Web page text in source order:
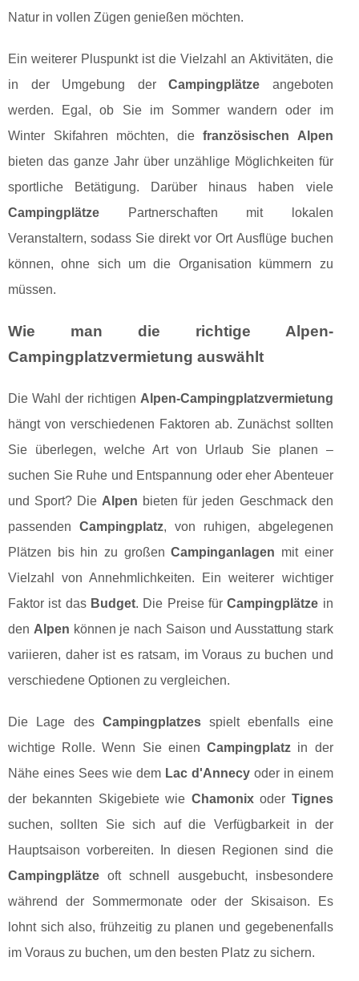
Natur in vollen Zügen genießen möchten.
Ein weiterer Pluspunkt ist die Vielzahl an Aktivitäten, die
in der Umgebung derCampingplätze angeboten
werden. Egal, ob Sie im Sommer wandern oder im
Winter Skifahren möchten, diefranzösischen Alpen
bieten das ganze Jahr über unzählige Möglichkeiten für
sportliche Betätigung. Darüber hinaus haben viele
Campingplätze Partnerschaften mit lokalen
Veranstaltern, sodass Sie direkt vor Ort Ausflüge buchen
können, ohne sich um die Organisation kümmern zu
müssen.
Wie man die richtige Alpen-
Campingplatzvermietung auswählt
Die Wahl der richtigen Alpen-Campingplatzvermietung
hängt von verschiedenen Faktoren ab. Zunächst sollten
Sie überlegen, welche Art von Urlaub Sie planen –
suchen Sie Ruhe und Entspannung oder eher Abenteuer
und Sport? Die Alpen bieten für jeden Geschmack den
passenden Campingplatz, von ruhigen, abgelegenen
Plätzen bis hin zu großenCampinganlagen mit einer
Vielzahl von Annehmlichkeiten. Ein weiterer wichtiger
Faktor ist das Budget. Die Preise fürCampingplätze in
den Alpen können je nach Saison und Ausstattung stark
variieren, daher ist es ratsam, im Voraus zu buchen und
verschiedene Optionen zu vergleichen.
Die Lage des Campingplatzesspielt ebenfalls eine
wichtige Rolle. Wenn Sie einenCampingplatz in der
Nähe eines Sees wie dem Lac d'Annecyoder in einem
der bekannten Skigebiete wie Chamonixoder Tignes
suchen, sollten Sie sich auf die Verfügbarkeit in der
Hauptsaison vorbereiten. In diesen Regionen sind die
Campingplätze oft schnell ausgebucht, insbesondere
während der Sommermonate oder der Skisaison. Es
lohnt sich also, frühzeitig zu planen und gegebenenfalls
im Voraus zu buchen, um den besten Platz zu sichern.